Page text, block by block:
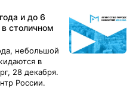
и до 6
столичном
небольшой
в
28 декабря.
России.